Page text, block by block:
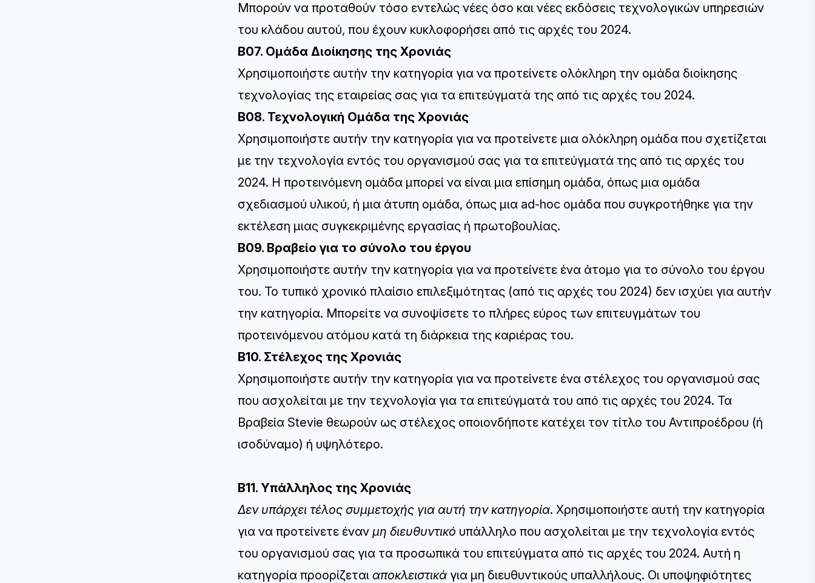
Μπορούν να προταθούν τόσο εντελώς νέες όσο και νέες εκδόσεις τεχνολογικών υπηρεσιών
του κλάδου αυτού, που έχουν κυκλοφορήσει από τις αρχές του 2024.
B07. Ομάδα Διοίκησης της Χρονιάς
Χρησιμοποιήστε αυτήν την κατηγορία για να προτείνετε ολόκληρη την ομάδα διοίκησης
τεχνολογίας της εταιρείας σας για τα επιτεύγματά της από τις αρχές του 2024.
B08. Τεχνολογική Ομάδα της Χρονιάς
Χρησιμοποιήστε αυτήν την κατηγορία για να προτείνετε μια ολόκληρη ομάδα που σχετίζεται
με την τεχνολογία εντός του οργανισμού σας για τα επιτεύγματά της από τις αρχές του
2024. Η προτεινόμενη ομάδα μπορεί να είναι μια επίσημη ομάδα, όπως μια ομάδα
σχεδιασμού υλικού, ή μια άτυπη ομάδα, όπως μια ad-hoc ομάδα που συγκροτήθηκε για την
εκτέλεση μιας συγκεκριμένης εργασίας ή πρωτοβουλίας.
B09. Βραβείο για το σύνολο του έργου
Χρησιμοποιήστε αυτήν την κατηγορία για να προτείνετε ένα άτομο για το σύνολο του έργου
του. Το τυπικό χρονικό πλαίσιο επιλεξιμότητας (από τις αρχές του 2024) δεν ισχύει για αυτήν
την κατηγορία. Μπορείτε να συνοψίσετε το πλήρες εύρος των επιτευγμάτων του
προτεινόμενου ατόμου κατά τη διάρκεια της καριέρας του.
B10. Στέλεχος της Χρονιάς
Χρησιμοποιήστε αυτήν την κατηγορία για να προτείνετε ένα στέλεχος του οργανισμού σας
που ασχολείται με την τεχνολογία για τα επιτεύγματά του από τις αρχές του 2024. Τα
Βραβεία Stevie θεωρούν ως στέλεχος οποιονδήποτε κατέχει τον τίτλο του Αντιπροέδρου (ή
ισοδύναμο) ή υψηλότερο.
B11. Υπάλληλος της Χρονιάς
Δεν υπάρχει τέλος συμμετοχής για αυτή την κατηγορία. Χρησιμοποιήστε αυτή την κατηγορία
για να προτείνετε έναν μη διευθυντικό υπάλληλο που ασχολείται με την τεχνολογία εντός
του οργανισμού σας για τα προσωπικά του επιτεύγματα από τις αρχές του 2024. Αυτή η
κατηγορία προορίζεται αποκλειστικά για μη διευθυντικούς υπαλλήλους. Οι υποψηφιότητες